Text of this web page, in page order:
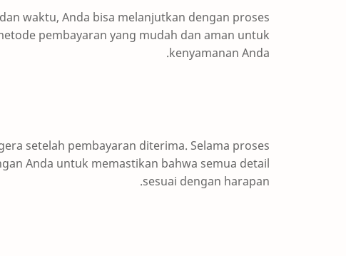
waktu, Anda bisa melanjutkan dengan proses
pembayaran yang mudah dan aman untuk
kenyamanan Anda.
setelah pembayaran diterima. Selama proses
Anda untuk memastikan bahwa semua detail
sesuai dengan harapan.